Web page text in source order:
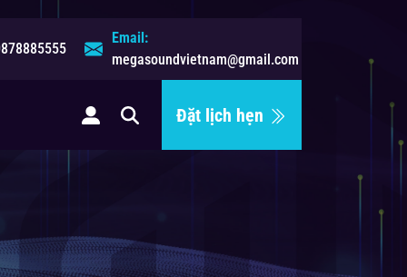
Email:
megasoundvietnam@gmail.com
Đặt lịch hẹn